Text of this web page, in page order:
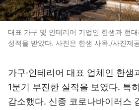
대표 가구 및 인테리어 기업인 한샘과 현
성적을 받았다. 사진은 한샘 사옥./사진제
가구·인테리어 대표 업체인 한샘
1분기 부진한 실적을 보였다. 특
감소했다. 신종 코로나바이러스